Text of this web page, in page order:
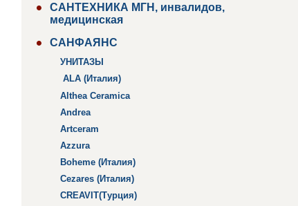
САНТЕХНИКА МГН, инвалидов,
медицинская
САНФАЯНС
УНИТАЗЫ
ALA (Италия)
Althea Ceramica
Andrea
Artceram
Azzura
Boheme (Италия)
Cezares (Италия)
CREAVIT(Турция)